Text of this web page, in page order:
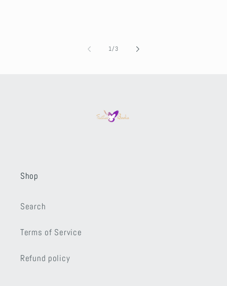
1/of3
Shop
Search
Terms of Service
Refund policy